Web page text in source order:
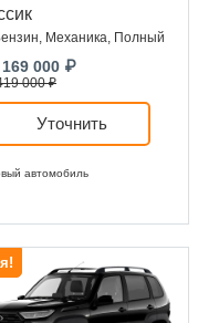
Механика, Полный
169 000 ₽
000 ₽
Уточнить
автомобиль